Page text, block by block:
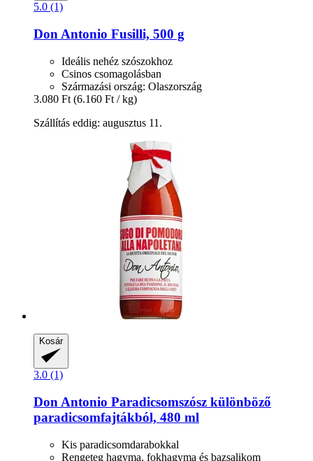
5.0 (1)
Don Antonio Fusilli, 500 g
Ideális nehéz szószokhoz
Csinos csomagolásban
Származási ország: Olaszország
3.080 Ft (6.160 Ft / kg)
Szállítás eddig: augusztus 11.
Kosár
3.0 (1)
Don Antonio Paradicsomszósz különböző
paradicsomfajtákból, 480 ml
Kis paradicsomdarabokkal
Rengeteg hagyma, fokhagyma és bazsalikom